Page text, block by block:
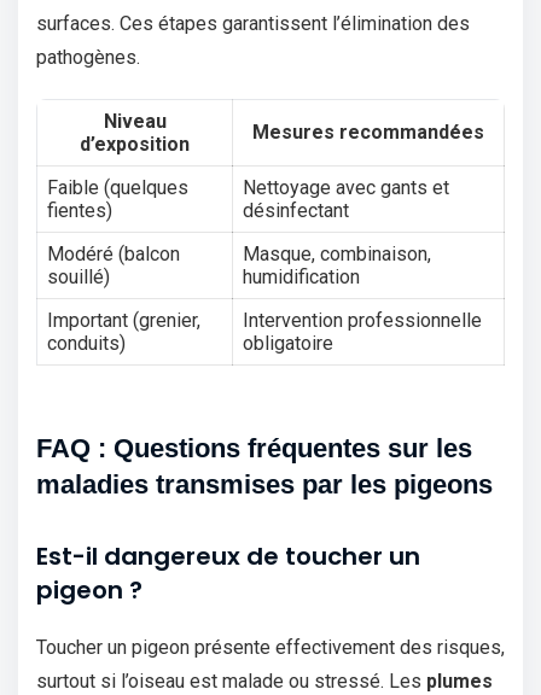
surfaces. Ces étapes garantissent l’élimination des
pathogènes.
Niveau
d’exposition
Mesures recommandées
Faible (quelques
fientes)
Nettoyage avec gants et
désinfectant
Modéré (balcon
souillé)
Masque, combinaison,
humidification
Important (grenier,
conduits)
Intervention professionnelle
obligatoire
FAQ : Questions fréquentes sur les
maladies transmises par les pigeons
Est-il dangereux de toucher un
pigeon ?
Toucher un pigeon présente effectivement des risques,
surtout si l’oiseau est malade ou stressé. Les plumes